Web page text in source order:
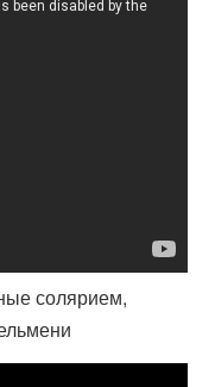
солярием,